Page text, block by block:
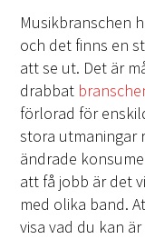
Musikbranschen
och det finns en
att se ut. Det är
drabbat
förlorad för
stora utmaningar
ändrade
att få jobb är det
med olika band.
visa vad du kan